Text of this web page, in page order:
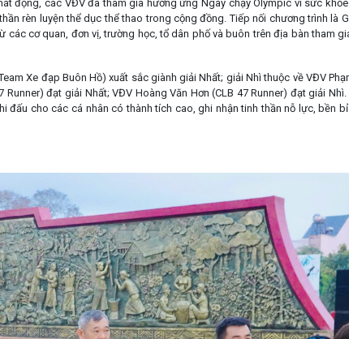
động, các VĐV đã tham gia hưởng ứng Ngày chạy Olympic vì sức
rèn luyện thể dục thể thao trong cộng đồng. Tiếp nối chương trình là
các cơ quan, đơn vị, trường học, tổ dân phố và buôn trên địa bàn tham
Xe đạp Buôn Hồ) xuất sắc giành giải Nhất; giải Nhì thuộc về VĐV
Runner) đạt giải Nhất; VĐV Hoàng Văn Hơn (CLB 47 Runner) đạt giải
đấu cho các cá nhân có thành tích cao, ghi nhận tinh thần nỗ lực, bền